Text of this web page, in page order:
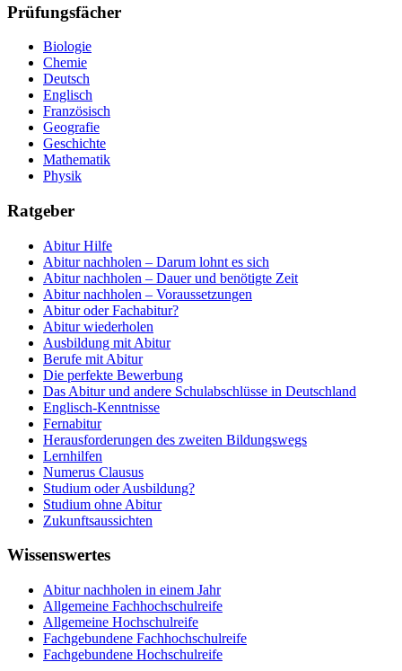
Prüfungsfächer
Biologie
Chemie
Deutsch
Englisch
Französisch
Geografie
Geschichte
Mathematik
Physik
Ratgeber
Abitur Hilfe
Abitur nachholen – Darum lohnt es sich
Abitur nachholen – Dauer und benötigte Zeit
Abitur nachholen – Voraussetzungen
Abitur oder Fachabitur?
Abitur wiederholen
Ausbildung mit Abitur
Berufe mit Abitur
Die perfekte Bewerbung
Das Abitur und andere Schulabschlüsse in Deutschland
Englisch-Kenntnisse
Fernabitur
Herausforderungen des zweiten Bildungswegs
Lernhilfen
Numerus Clausus
Studium oder Ausbildung?
Studium ohne Abitur
Zukunftsaussichten
Wissenswertes
Abitur nachholen in einem Jahr
Allgemeine Fachhochschulreife
Allgemeine Hochschulreife
Fachgebundene Fachhochschulreife
Fachgebundene Hochschulreife